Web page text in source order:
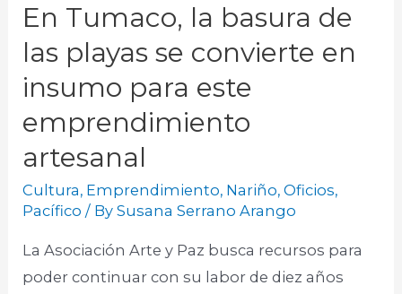
En Tumaco, la basura de
las playas se convierte en
insumo para este
emprendimiento
artesanal
Cultura, Emprendimiento, Nariño,Oficios,
Pacífico / BySusana Serrano Arango
La Asociación Arte y Paz busca recursos para
poder continuar con su labor de diez años